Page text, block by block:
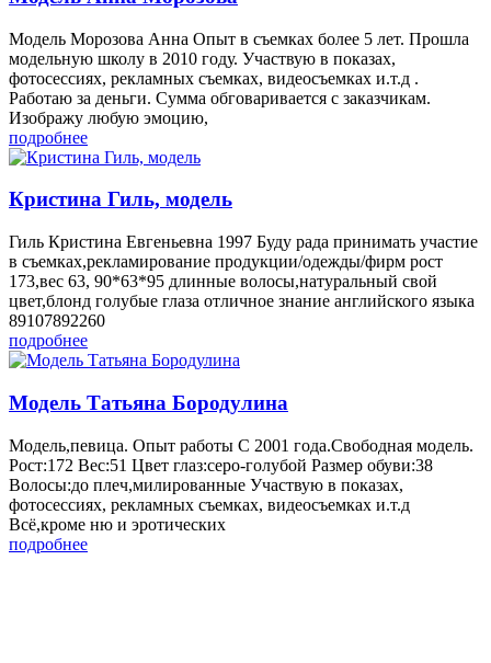
Модель Морозова Анна Опыт в съемках более 5 лет. Прошла
модельную школу в 2010 году. Участвую в показах,
фотосессиях, рекламных съемках, видеосъемках и.т.д .
Работаю за деньги. Сумма обговаривается с заказчикам.
Изображу любую эмоцию,
подробнее
Кристина Гиль, модель
Гиль Кристина Евгеньевна 1997 Буду рада принимать участие
в съемках,рекламирование продукции/одежды/фирм рост
173,вес 63, 90*63*95 длинные волосы,натуральный свой
цвет,блонд голубые глаза отличное знание английского языка
89107892260
подробнее
Модель Татьяна Бородулина
Модель,певица. Опыт работы С 2001 года.Свободная модель.
Рост:172 Вес:51 Цвет глаз:серо-голубой Размер обуви:38
Волосы:до плеч,милированные Участвую в показах,
фотосессиях, рекламных съемках, видеосъемках и.т.д
Всё,кроме ню и эротических
подробнее